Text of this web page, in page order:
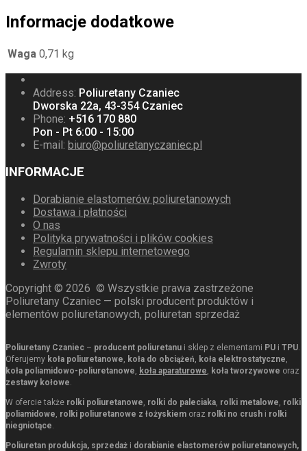
Informacje dodatkowe
Waga 0,71 kg
Address: Poliuretany Czaniec
Dworska 22a, 43-354 Czaniec
Phone: +516 170 880
Pon - Pt 6:00 - 15:00
E-mail: biuro@poliuretanyczaniec.pl
INFORMACJE
Dorabianie elastomerów poliuretanowych
Dostawa i płatności
O nas
Polityka prywatności i plików cookies
Regulamin sklepu internetowego
Zwroty
Copyright © 2026 © Wszystkie prawa zastrzeżone
Poliuretany Czaniec — polski producent produktów i
elementów poliuretanowych, poliuretan sprzedaż
Poliuretany Czaniec – producent poliuretanu i sklep z elementami PU i TPU
Oferujemy koła poliuretanowe koła do obciążeń koła elektrostatyczne
koła poliamidowo-poliuretanowe
koła aparaturowe koła tworzywowe oraz
zestawy kołowe
W ofercie także rolki poliuretanowe rolki do paleciaka rolki metalowe rolki
poliamidowe rolki poliuretanowe z łożyskiem oraz rolki no crush i rolki
niegniotące
Poliuretan produkcja, sprzedaż i dorabianie elastomerów poliuretanowych,